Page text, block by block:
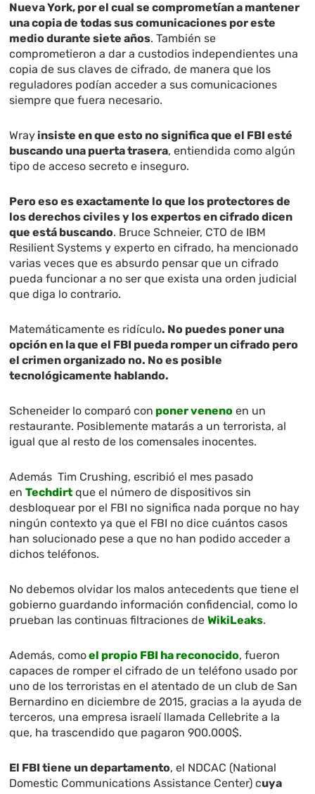
Nueva York, por el cual se comprometían a mantener
una copia de todas sus comunicaciones por este
medio durante siete años. También se
comprometieron a dar a custodios independientes una
copia de sus claves de cifrado, de manera que los
reguladores podían acceder a sus comunicaciones
siempre que fuera necesario.
Wray insiste en que esto no significa que el FBI esté
buscando una puerta trasera, entiendida como algún
tipo de acceso secreto e inseguro.
Pero eso es exactamente lo que los protectores de
los derechos civiles y los expertos en cifrado dicen
que está buscando. Bruce Schneier, CTO de IBM
Resilient Systems y experto en cifrado, ha mencionado
varias veces que es absurdo pensar que un cifrado
pueda funcionar a no ser que exista una orden judicial
que diga lo contrario.
Matemáticamente es ridículo. No puedes poner una
opción en la que el FBI pueda romper un cifrado pero
el crimen organizado no. No es posible
tecnológicamente hablando.
Scheneider lo comparó con poner veneno en un
restaurante. Posiblemente matarás a un terrorista, al
igual que al resto de los comensales inocentes.
Además Tim Crushing, escribió el mes pasado
enTechdirt que el número de dispositivos sin
desbloquear por el FBI no significa nada porque no hay
ningún contexto ya que el FBI no dice cuántos casos
han solucionado pese a que no han podido acceder a
dichos teléfonos.
No debemos olvidar los malos antecedents que tiene el
gobierno guardando información confidencial, como lo
prueban las continuas filtraciones deWikiLeaks.
Además, comoel propio FBI ha reconocido, fueron
capaces de romper el cifrado de un teléfono usado por
uno de los terroristas en el atentado de un club de San
Bernardino en diciembre de 2015, gracias a la ayuda de
terceros, una empresa israelí llamada Cellebrite a la
que, ha trascendido que pagaron 900.000$.
El FBI tiene un departamento, el NDCAC (National
Domestic Communications Assistance Center) cuya